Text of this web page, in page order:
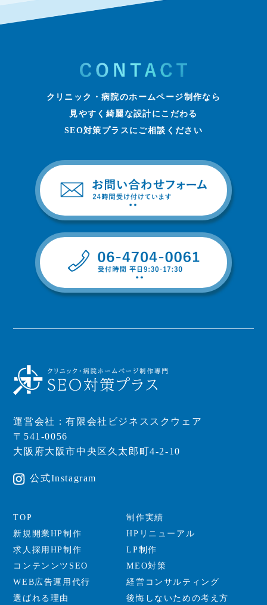
クリニック・病院のホームページ制作なら
見やすく綺麗な設計にこだわる
SEO対策プラスにご相談ください
運営会社：有限会社ビジネススクウェア
〒541-0056
大阪府大阪市中央区久太郎町4-2-10
公式Instagram
TOP
制作実績
新規開業HP制作
HPリニューアル
求人採用HP制作
LP制作
コンテンンツSEO
MEO対策
WEB広告運用代行
経営コンサルティング
選ばれる理由
後悔しないための考え方